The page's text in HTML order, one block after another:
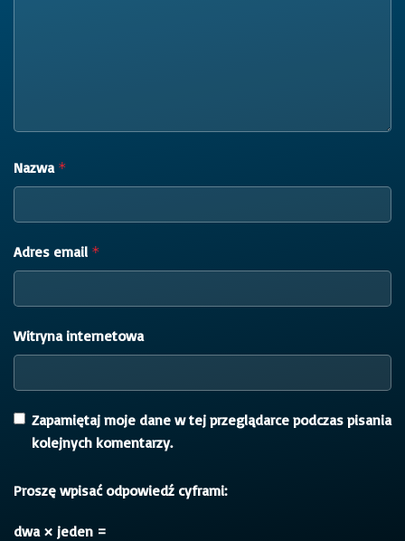
Nazwa *
Adres email *
Witryna internetowa
Zapamiętaj moje dane w tej przeglądarce podczas pisania
kolejnych komentarzy.
Proszę wpisać odpowiedź cyframi:
dwa × jeden =